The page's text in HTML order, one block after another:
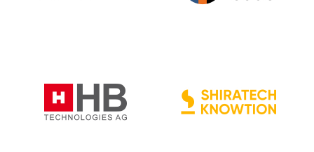
HB Technologies
AG
Knowtion GmbH